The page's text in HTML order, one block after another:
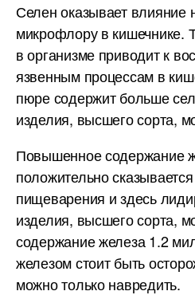
Селен оказывает влияние
микрофлору в кишечнике.
в организме приводит к
язвенным процессам в
пюре содержит больше
изделия, высшего сорта,
Повышенное содержание
положительно
пищеварения и здесь
изделия, высшего сорта,
содержание железа 1.2
железом стоит быть
можно только навредить.